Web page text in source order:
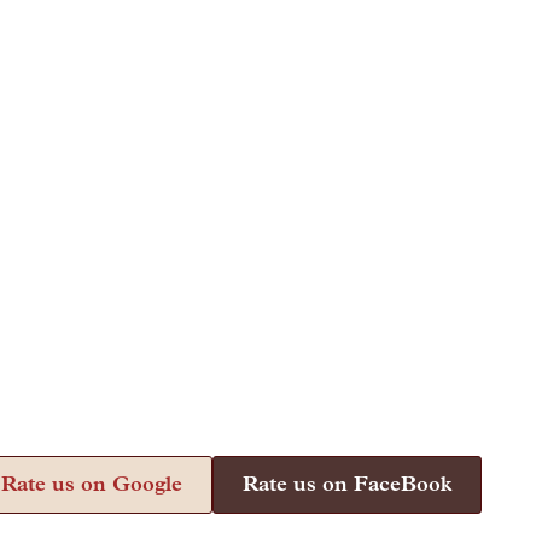
Rate us on Google Rate us on FaceBook